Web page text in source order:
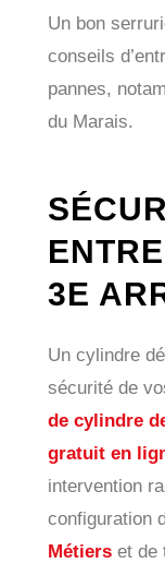
Un bon
conseils
pannes,
du Marais.
3E
Un cylindre
sécurité de
de cylindre
gratuit en
intervention
configuration
Métierset de